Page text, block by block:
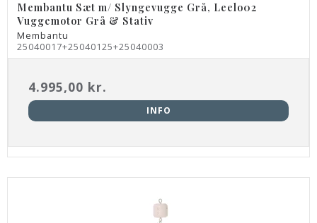
Membantu Sæt m/ Slyngevugge Grå, Leelo02
Vuggemotor Grå & Stativ
Membantu
25040017+25040125+25040003
4.995,00 kr.
INFO